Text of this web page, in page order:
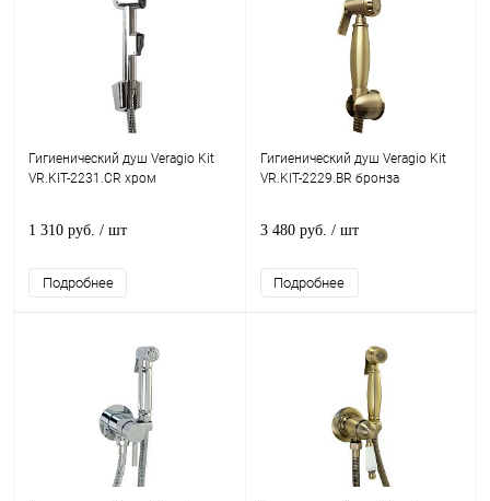
Гигиенический душ Veragio Kit
VR.KIT-2231.CR хром
1 310 руб. / шт
Подробнее
Гигиенический душ Veragio Kit
VR.KIT-2229.BR бронза
3 480 руб. / шт
Подробнее